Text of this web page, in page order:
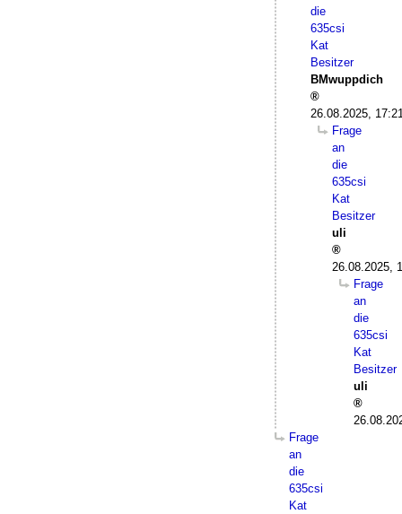
die
635csi
Kat
Besitzer
BMwuppdich
26.08.2025,
Frage
an
die
635csi
Kat
Besitzer
uli
26.08.2025,
Frage
an
die
635csi
Kat
Besitzer
uli
Frage
an
die
635csi
Kat